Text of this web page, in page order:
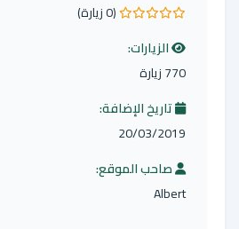
0.0 من 5 نجوم
(0 زيارة)
الزيارات:
770 زيارة
تاريخ الإضافة:
20/03/2019
صاحب الموقع:
Albert